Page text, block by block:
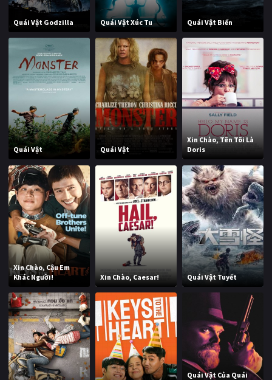
Quái Vật Godzilla Quái Vật Xúc Tu Quái Vật Biển
Quái Vật Quái Vật
Xin Chào, Tên Tôi Là
Doris
Xin Chào, Cậu Em
Khác Người!
Xin Chào, Caesar! Quái Vật Tuyết
Quái Vật Của Quái